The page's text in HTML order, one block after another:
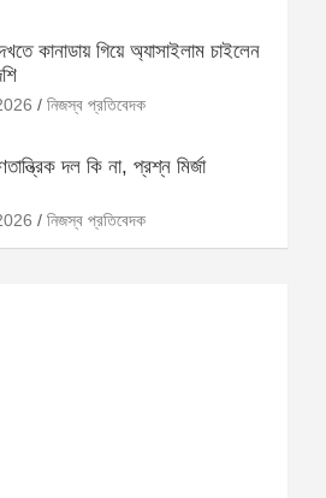
কানাডায় গিয়ে অ্যাসাইলাম চাইলেন
নিজস্ব প্রতিবেদক
দল কি না, প্রশ্ন মির্জা
নিজস্ব প্রতিবেদক